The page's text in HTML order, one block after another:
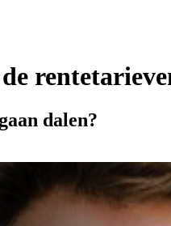
dalen?